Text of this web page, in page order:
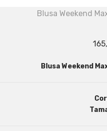
Blusa Weekend
Blusa Weekend